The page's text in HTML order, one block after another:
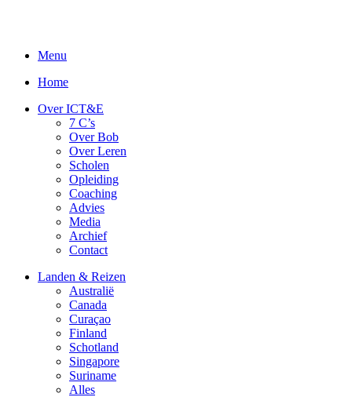
Menu
Home
Over ICT&E
7 C’s
Over Bob
Over Leren
Scholen
Opleiding
Coaching
Advies
Media
Archief
Contact
Landen & Reizen
Australië
Canada
Curaçao
Finland
Schotland
Singapore
Suriname
Alles